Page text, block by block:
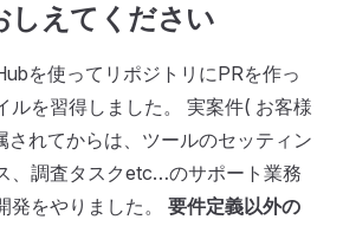
しえてください
を使ってリポジトリにPRを作っ
ルを習得しました。 実案件( お客様
されてからは、ツールのセッティン
、調査タスクetc…のサポート業務
発をやりました。 要件定義以外の